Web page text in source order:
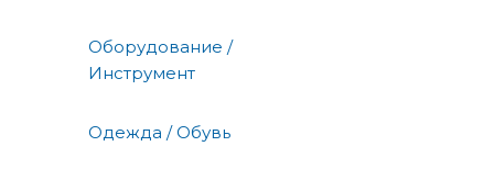
Оборудование /
Инструмент
Одежда / Обувь